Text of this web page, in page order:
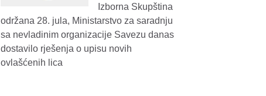
Izborna Skupština
održana 28. jula, Ministarstvo za saradnju
sa nevladinim organizacije Savezu danas
dostavilo rješenja o upisu novih
ovlašćenih lica